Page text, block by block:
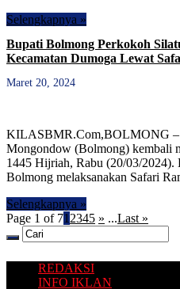
Selengkapnya »
Bupati Bolmong Perkokoh
Kecamatan Dumoga Lewat
Maret 20, 2024
KILASBMR.Com,BOLMONG –
Mongondow (Bolmong) kembali
1445 Hijriah, Rabu (20/03/2024).
Bolmong melaksanakan Safari
Selengkapnya »
Page 1 of 71 2345 » ...Last »
REDAKSI
INFO IKLAN